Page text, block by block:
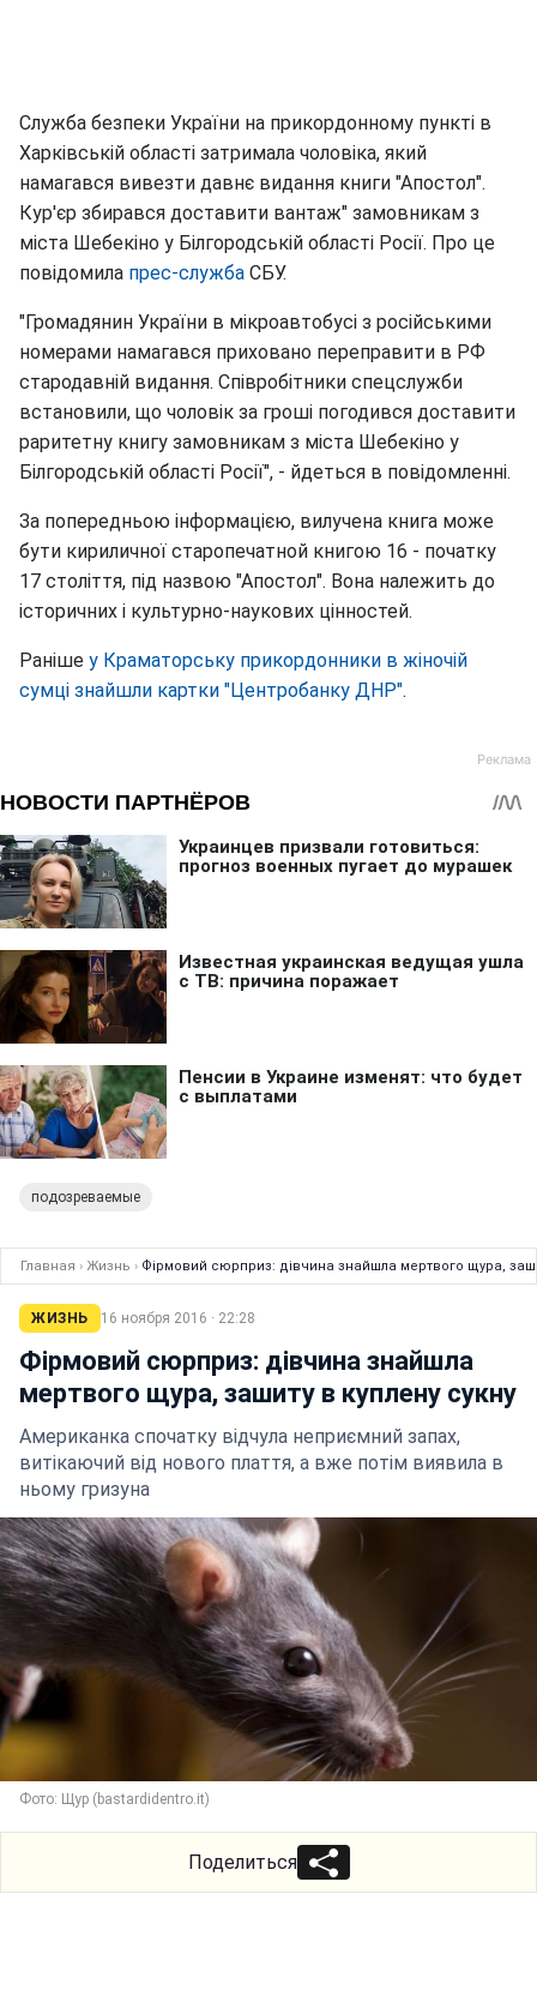
Служба безпеки України на прикордонному пункті в
Харківській області затримала чоловіка, який
намагався вивезти давнє видання книги "Апостол".
Кур'єр збирався доставити вантаж" замовникам з
міста Шебекіно у Білгородській області Росії. Про це
повідомила прес-служба СБУ.
"Громадянин України в мікроавтобусі з російськими
номерами намагався приховано переправити в РФ
стародавній видання. Співробітники спецслужби
встановили, що чоловік за гроші погодився доставити
раритетну книгу замовникам з міста Шебекіно у
Білгородській області Росії", - йдеться в повідомленні.
За попередньою інформацією, вилучена книга може
бути кириличної старопечатной книгою 16 - початку
17 століття, під назвою "Апостол". Вона належить до
історичних і культурно-наукових цінностей.
Раніше у Краматорську прикордонники в жіночій
сумці знайшли картки "Центробанку ДНР".
подозреваемые
Главная › Жизнь › Фірмовий сюрприз: дівчина знайшла мертвого щура,
ЖИЗНЬ 16 ноября 2016 · 22:28
Фірмовий сюрприз: дівчина знайшла
мертвого щура, зашиту в куплену сукну
Американка спочатку відчула неприємний запах,
витікаючий від нового плаття, а вже потім виявила в
ньому гризуна
Фото: Щур (bastardidentro.it)
Поделиться